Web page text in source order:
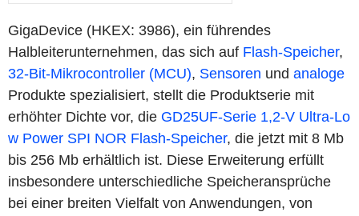
GigaDevice (HKEX: 3986), ein führendes
Halbleiterunternehmen, das sich auf Flash-Speicher,
32-Bit-Mikrocontroller (MCU), Sensoren und analoge
Produkte spezialisiert, stellt die Produktserie mit
erhöhter Dichte vor, die GD25UF-Serie 1,2-V Ultra-Lo
w Power SPI NOR Flash-Speicher, die jetzt mit 8 Mb
bis 256 Mb erhältlich ist. Diese Erweiterung erfüllt
insbesondere unterschiedliche Speicheransprüche
bei einer breiten Vielfalt von Anwendungen, von